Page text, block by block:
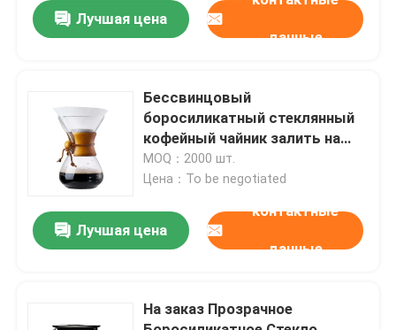
контроль качества
контактные данные
Отправить запрос
Стеклянные бутылки
Стеклянные чашки
молочный кружок
Лучшая цена
данные
Бессвинцовый
боросиликатный стеклянный
кофейный чайник залить на
кофейный чайник капельницей
MOQ：2000 шт.
Цена：To be negotiated
Лучшая цена
контактные
данные
На заказ Прозрачное